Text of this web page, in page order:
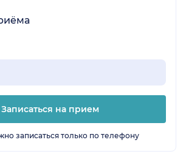
Записаться на прием
записаться только по телефону